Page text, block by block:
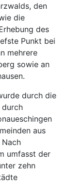
den
die
des
Punkt bei
mehrere
sowie an
durch die
durch
aus
umfasst der
zehn